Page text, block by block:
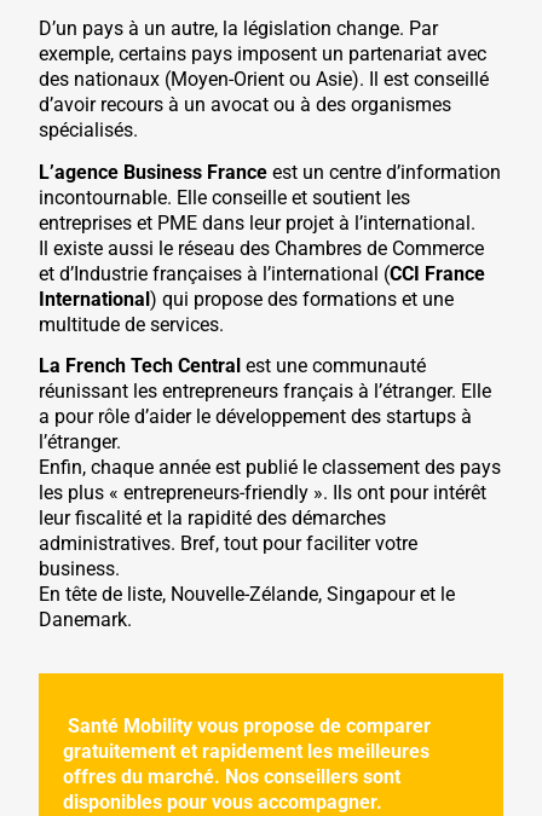
D’un pays à un autre, la législation change. Par
exemple, certains pays imposent un partenariat avec
des nationaux (Moyen-Orient ou Asie). Il est conseillé
d’avoir recours à un avocat ou à des organismes
spécialisés.
L’agence Business France est un centre d’information
incontournable. Elle conseille et soutient les
entreprises et PME dans leur projet à l’international.
Il existe aussi le réseau des Chambres de Commerce
et d’Industrie françaises à l’international (CCI France
International) qui propose des formations et une
multitude de services.
La French Tech Central est une communauté
réunissant les entrepreneurs français à l’étranger. Elle
a pour rôle d’aider le développement des startups à
l’étranger.
Enfin, chaque année est publié le classement des pays
les plus « entrepreneurs-friendly ». Ils ont pour intérêt
leur fiscalité et la rapidité des démarches
administratives. Bref, tout pour faciliter votre
business.
En tête de liste, Nouvelle-Zélande, Singapour et le
Danemark.
Santé Mobility vous propose de comparer
gratuitement et rapidement les meilleures
offres du marché. Nos conseillers sont
disponibles pour vous accompagner.